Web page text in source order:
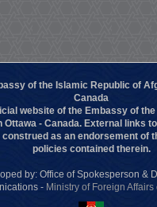
of the Islamic Republic of
Canada
website of the Embassy of
Ottawa - Canada. External links
construed as an endorsement of
policies contained therein.
by: Office of Spokesperson &
- Ministry of Foreign Affairs